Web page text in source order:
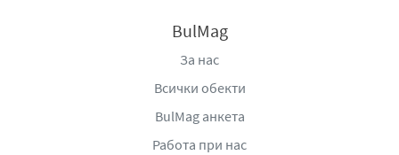
BulMag
За нас
Всички обекти
BulMag анкета
Работа при нас